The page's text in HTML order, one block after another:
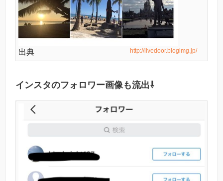
出典 http://livedoor.blogimg.jp/
インスタのフォロワー画像も流出⇩